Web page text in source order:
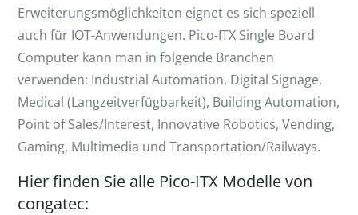
Erweiterungsmöglichkeiten eignet es sich speziell
auch für IOT-Anwendungen. Pico-ITX Single Board
Computer kann man in folgende Branchen
verwenden: Industrial Automation, Digital Signage,
Medical (Langzeitverfügbarkeit), Building Automation,
Point of Sales/Interest, Innovative Robotics, Vending,
Gaming, Multimedia und Transportation/Railways.
Hier finden Sie alle Pico-ITX Modelle von
congatec: